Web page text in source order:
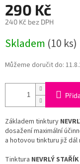
290 Kč
240 Kč bez DPH
cena:
Skladem (10 ks)
Můžeme doručit do:
Základem tinktury
dosažení maximální
a hotovou tinkturu již dál
Tinktura NEVRLÝ STAŘÍK